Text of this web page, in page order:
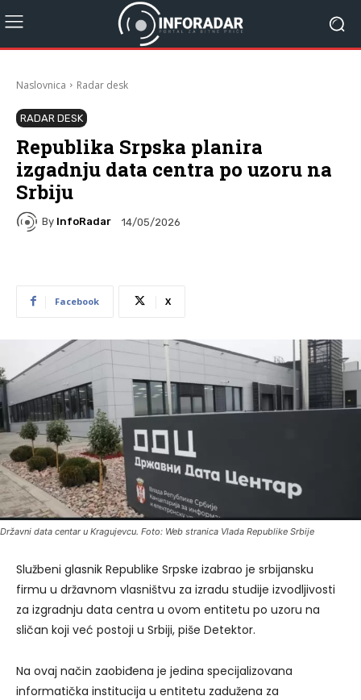
Naslovnica Radar desk
RADAR DESK
Republika Srpska planira
izgadnju data centra po uzoru na
Srbiju
By InfoRadar 14/05/2026
Facebook X
Državni data centar u Kragujevcu. Foto: Web stranica Vlada Republike Srbije
Službeni glasnik Republike Srpske izabrao je srbijansku
firmu u državnom vlasništvu za izradu studije izvodljivosti
za izgradnju data centra u ovom entitetu po uzoru na
sličan koji već postoji u Srbiji, piše Detektor.
Na ovaj način zaobiđena je jedina specijalizovana
informatička institucija u entitetu zadužena za